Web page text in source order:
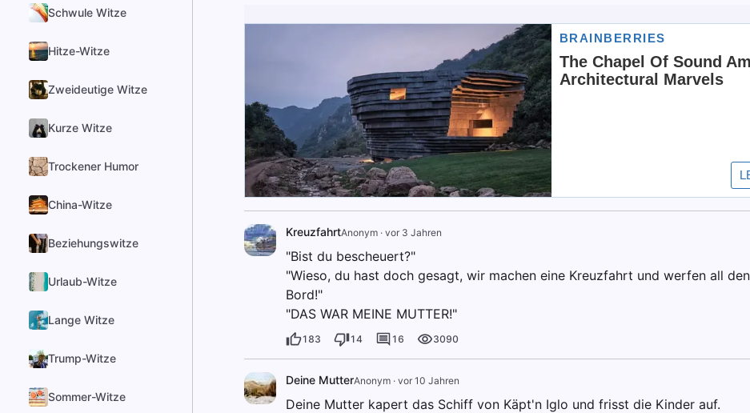
Schwule Witze
Hitze-Witze
Zweideutige Witze
Kurze Witze
Trockener Humor
China-Witze
Beziehungswitze
Urlaub-Witze
Lange Witze
Trump-Witze
Sommer-Witze
KreuzfahrtAnonym· vor 3 Jahren
"Bist du bescheuert?"
"Wieso, du hast doch gesagt, wir machen eine Kreuzfahrt und werfen all
Bord!"
"DAS WAR MEINE MUTTER!"
183 14 16 3090
Deine MutterAnonym· vor 10 Jahren
Deine Mutter kapert das Schiff von Käpt'n Iglo und frisst die Kinder auf.